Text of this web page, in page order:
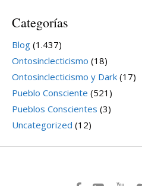
Categorías
Blog (1.437)
Ontosinclecticismo (18)
Ontosinclecticismo y Dark (17)
Pueblo Consciente (521)
Pueblos Conscientes (3)
Uncategorized (12)